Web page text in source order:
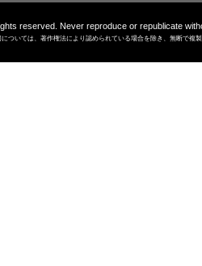
reserved. Never reproduce or republicate
ついては、著作権法により認められている場合を除き、無断で複